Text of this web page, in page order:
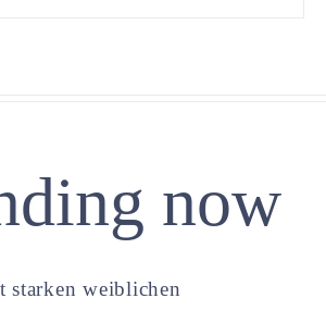
now
starken weiblichen